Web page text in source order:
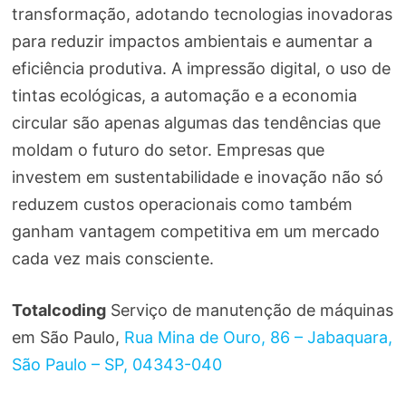
transformação, adotando tecnologias inovadoras
para reduzir impactos ambientais e aumentar a
eficiência produtiva. A impressão digital, o uso de
tintas ecológicas, a automação e a economia
circular são apenas algumas das tendências que
moldam o futuro do setor. Empresas que
investem em sustentabilidade e inovação não só
reduzem custos operacionais como também
ganham vantagem competitiva em um mercado
cada vez mais consciente.
TotalcodingServiço de manutenção de máquinas
em São Paulo, Rua Mina de Ouro, 86 – Jabaquara,
São Paulo – SP, 04343-040